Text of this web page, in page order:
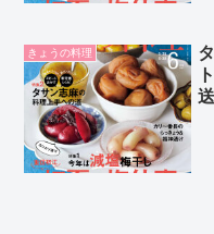
きょうの料理